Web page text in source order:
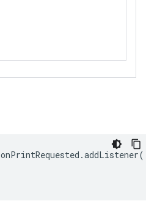
onPrintRequested .addListener(